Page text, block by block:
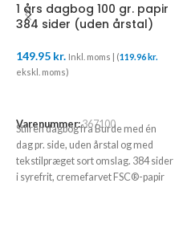
1 års dagbog 100 gr. papir
384 sider (uden årstal)
149.95 kr. Inkl. moms | (119.96kr.
ekskl. moms)
Varenummer:367100
Stilren dagbog fra Burde med én
dag pr. side, uden årstal og med
tekstilpræget sort omslag. 384 sider
i syrefrit, cremefarvet FSC®-papir